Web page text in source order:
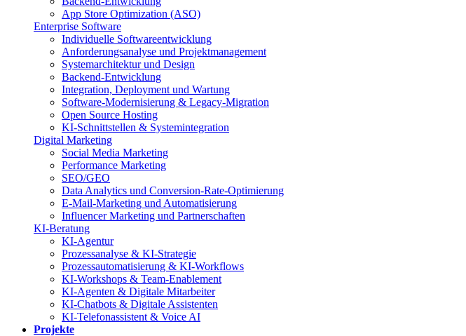
App Store Optimization (ASO)
Enterprise Software
Individuelle Softwareentwicklung
Anforderungsanalyse und Projektmanagement
Systemarchitektur und Design
Backend-Entwicklung
Integration, Deployment und Wartung
Software-Modernisierung & Legacy-Migration
Open Source Hosting
KI-Schnittstellen & Systemintegration
Digital Marketing
Social Media Marketing
Performance Marketing
SEO/GEO
Data Analytics und Conversion-Rate-Optimierung
E-Mail-Marketing und Automatisierung
Influencer Marketing und Partnerschaften
KI-Beratung
KI-Agentur
Prozessanalyse & KI-Strategie
Prozessautomatisierung & KI-Workflows
KI-Workshops & Team-Enablement
KI-Agenten & Digitale Mitarbeiter
KI-Chatbots & Digitale Assistenten
KI-Telefonassistent & Voice AI
Projekte